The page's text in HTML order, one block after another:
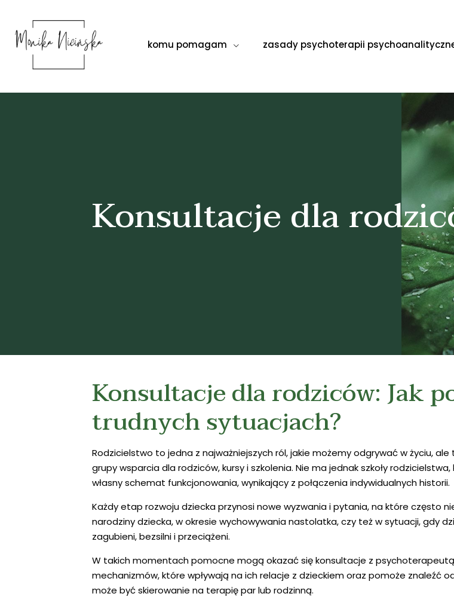
komu pomagam zasady psychoterapii
Konsultacje dla
Konsultacje dla rodziców: Jak
trudnych sytuacjach?
Rodzicielstwo to jedna z najważniejszych ról, jakie możemy odgrywać w życiu,
grupy wsparcia dla rodziców, kursy i szkolenia. Nie ma jednak szkoły
własny schemat funkcjonowania, wynikający z połączenia indywidualnych historii.
Każdy etap rozwoju dziecka przynosi nowe wyzwania i pytania, na które często
narodziny dziecka, w okresie wychowywania nastolatka, czy też w sytuacji, gdy
zagubieni, bezsilni i przeciążeni.
W takich momentach pomocne mogą okazać się konsultacje z
mechanizmów, które wpływają na ich relacje z dzieckiem oraz pomoże znaleźć
może być skierowanie na terapię par lub rodzinną.